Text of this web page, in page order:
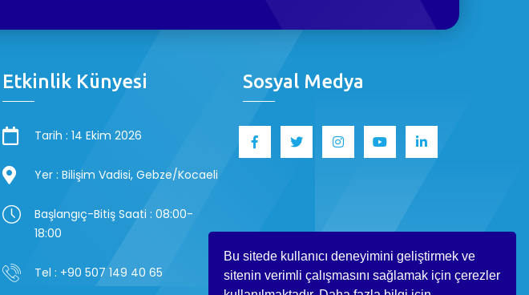
Bu sitede kullanıcı deneyimini geliştirmek ve
sitenin verimli çalışmasını sağlamak için çerezler
Etkinlik Künyesi
Tarih : 14 Ekim 2026
Yer : Bilişim Vadisi, Gebze/Kocaeli
Başlangıç-Bitiş Saati : 08:00-
18:00
Tel : +90 507 149 40 65
Sosyal Medya